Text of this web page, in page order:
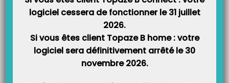
logiciel cessera de fonctionner le 31 juillet
2026.
Si vous êtes client Topaze B home : votre
logiciel sera définitivement arrêté le 30
novembre 2026.